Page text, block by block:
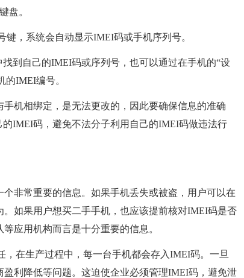
盘。
键，系统会自动显示IMEI码或手机序列号。
到自己的IMEI码或序列号，也可以通过在手机的“设
的IMEI编号。
机相绑定，是无法更改的，因此要确保信息的准确
IMEI码，避免不法分子利用自己的IMEI码做违法行
非常重要的信息。如果手机丢失或被盗，用户可以在
如果用户想买二手手机，也应该提前核对IMEI码是否
应用机构而言是十分重要的信息。
在生产过程中，每一台手机都会存入IMEI码。一旦
利降低等问题。这迫使企业必须管理IMEI码，避免泄